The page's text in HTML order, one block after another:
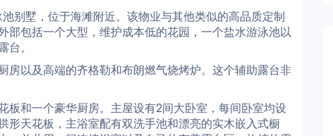
别墅，位于海滩附近。该物业与其他类似的高品质定制
部包括一个大型，维护成本低的花园，一个盐水游泳池以
。
房以及高端的齐格勒和布朗燃气烧烤炉。这个辅助露台非
板和一个豪华厨房。主屋设有2间大卧室，每间卧室均设
形天花板，主浴室配有双洗手池和漂亮的实木嵌入式橱